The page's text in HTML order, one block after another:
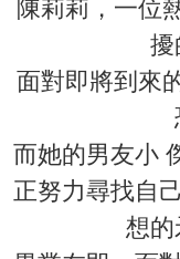
陳莉莉，一位
擾
面對即將到來
而她的男友小
正努力尋找自
想的